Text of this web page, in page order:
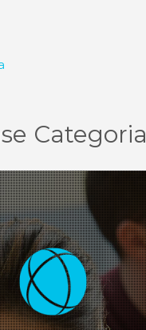
Categoria